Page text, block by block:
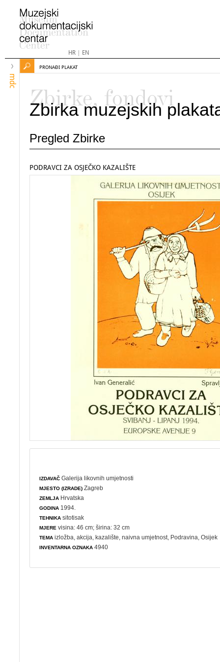
HR| EN
mdc
PRONAĐI PLAKAT
Zbirke, fondovi
Zbirka muzejskih
Pregled Zbirke
PODRAVCI ZA OSJEČKO KAZALIŠTE
IZDAVAČ Galerija likovnih umjetnosti
MJESTO (IZRADE) Zagreb
ZEMLJA Hrvatska
GODINA 1994.
TEHNIKA sitotisak
MJERE visina: 46 cm; širina: 32 cm
TEMA izložba ,akcija ,kazalište ,naivna umjetnost , Podravina, Osijek
INVENTARNA OZNAKA 4940